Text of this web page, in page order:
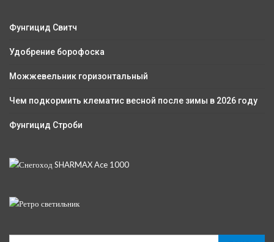
Фунгицид Свитч
Удобрение борофоска
Можжевельник горизонтальный
Чем подкормить клематис весной после зимы в 2026 году
Фунгицид Строби